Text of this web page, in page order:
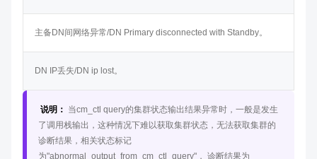
主备DN间网络异常/DN Primary disconnected with Standby。
DN IP丢失/DN ip lost。
说明： 当cm_ctl query的集群状态输出结果异常时，一般是发生
了调用栈输出，这种情况下难以获取集群状态，无法获取集群的
诊断结果，相关状态标记
为"abnormal_output_from_cm_ctl_query"， 诊断结果为